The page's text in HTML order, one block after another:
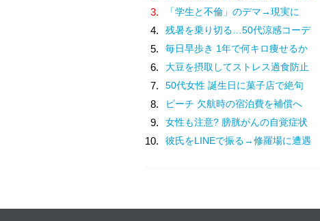
3. 「学生と不倫」のデマ→現実に
4. 残暑を乗り切る…50代涼感コーデ
5. 毎日早歩き 1年で何キロ痩せるか
6. 大豆を摂取してストレス過食防止
7. 50代女性 誕生日に菓子店で絶句
8. ピーチ 欠航時の宿泊費を補償へ
9. 女性も注意? 膀胱がんの自覚症状
10. 彼氏をLINEで振る→修羅場に遭遇